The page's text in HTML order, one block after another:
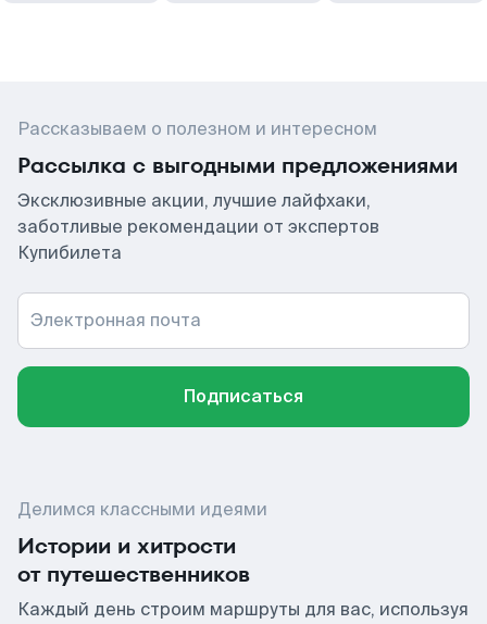
Рассказываем о полезном и интересном
Рассылка с выгодными предложениями
Эксклюзивные акции, лучшие лайфхаки,
заботливые рекомендации от экспертов
Купибилета
Электронная почта
Подписаться
Делимся классными идеями
Истории и хитрости
от путешественников
Каждый день строим маршруты для вас, используя